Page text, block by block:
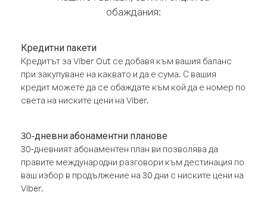
обаждания:
Кредитни пакети
Кредитът за Viber Out се добавя към вашия баланс
при закупуване на каквато и да е сума. С вашия
кредит можете да се обаждате към кой да е номер по
света на ниските цени на Viber.
30-дневни абонаментни планове
30-дневният абонаментен план ви позволява да
правите международни разговори към дестинация по
ваш избор в продължение на 30 дни с ниските цени на
Viber.